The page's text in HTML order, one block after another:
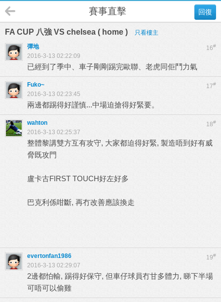
回復
賽事直擊
FA CUP 八強 VS chelsea ( home ) 只看樓主
16#
彈地
2016-3-13 02:22:09
已經到了季中、車子剛剛踢完歐聯、老虎同佢鬥力氣
17#
Fuko~
2016-3-13 02:23:45
兩邊都踢得好謹慎...中場迫搶得好緊要。
18#
wahton
2016-3-13 02:25:37
整體黎講雙方互有攻守, 大家都迫得好緊, 製造唔到好有威
脅既攻門
盧卡古FIRST TOUCH好左好多
巴克利係咁斷, 再冇改善應該換走
19#
evertonfan1986
2016-3-13 02:29:07
2邊都怕輸, 踢得好保守, 但車仔球員冇甘多體力, 睇下半場
可唔可以偷雞